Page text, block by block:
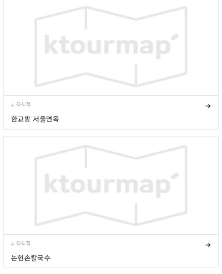
# 음식점
➜
한교방 서울면옥
# 음식점
➜
논현손칼국수